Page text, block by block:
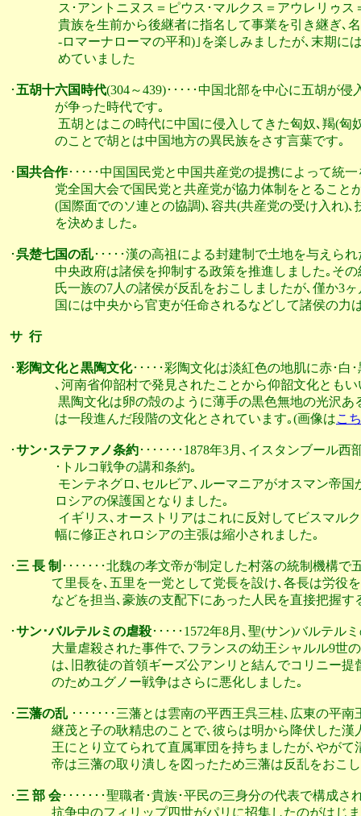
ス･アントニヌス＝ピウス･マルクス＝アウレリ
貴族を生前から後継者に指名して事業を引き継
-ロマーナローマの平和)｣を楽しみましたが､末
                めていました
･ 五胡十六国時代(304～439)･････中国北部を中心に五胡が
               が争った時代です｡
五胡とはこの時代に中国に侵入してきた匈奴､羯(
               のことで胡とは中国地方の異民族をさす言葉です｡
･ 国共合作･････中国国民党と中国共産党の提携によって統
党全国大会で国民党と共産党が協力体制をとる
(国際面でのソ連との協調)､容共(共産党の受け入
               を決めました｡
･呉楚七国の乱･････漢の高祖による封建制で土地を与えら
中央政府は諸侯を抑制する政策を推進しました｡
氏一族の7人の諸侯が反乱をおこしましたが､僅
国には中央から官吏が任命されるなどして
サ  行
･彩陶文化と黒陶文化･････彩陶文化は淡紅色の地肌に赤･白
､河南省仰韶村で発見されたことから仰韶文化とも
黒陶文化は卵の殻のように薄手の黒色無地の光
               は一段進んだ段階の文化とされています｡(画像は
こ
･サン･ステファノ条約･･･････1878年3月､イスタンブール
               ･トルコ戦争の講和条約｡
モンテネグロ､セルビア､ルーマニアがオスマン
               ロシアの保護国となりました｡
イギリス､オーストリアはこれに反対してビスマ
               幅に修正されロシアの主張は縮小されました｡
･ 三 長 制 ･･･････北魏の孝文帝が制定した村落の統制機構
て里長を､五里を一党として党長を設け､各長は労
などを担当､豪族の支配下にあった人民を直接把握
･サン･バルテルミの虐殺･････1572年8月､聖(サン)バルテル
大量虐殺された事件で､フランスの幼王シャルル9
は､旧教徒の首領ギーズ公アンリと結んでコリニ
              のためユグノー戦争はさらに悪化しました｡
･ 三藩の乱 ･･･････三藩とは雲南の平西王呉三桂､広東の平
継茂と子の耿精忠のことで､彼らは明から降伏し
王にとり立てられて直属軍団を持ちましたが､や
帝は三藩の取り潰しを図ったため三藩は反乱をお
･ 三 部 会･･･････聖職者･貴族･平民の三身分の代表で構成さ
抗争中のフィリップ四世がパリに招集したのがは